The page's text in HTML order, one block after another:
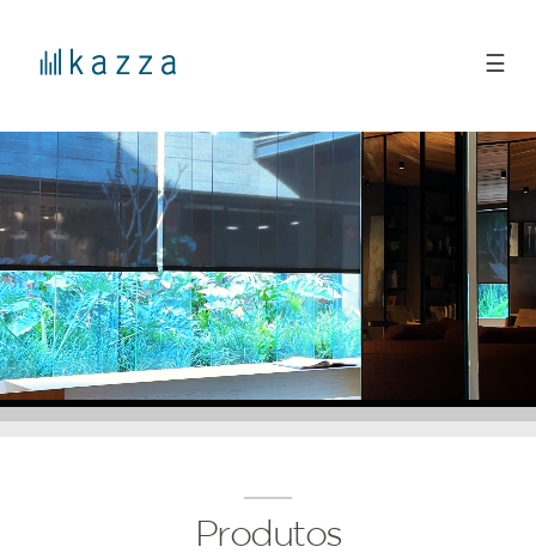
☰
Produtos